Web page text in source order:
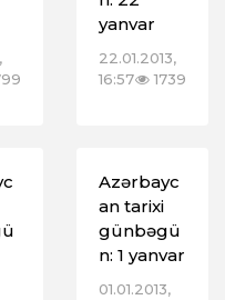
yanvar
22.01.2013,
16:57
1739
Azərbayc
an tarixi
günbəgü
n: 1 yanvar
01.01.2013,